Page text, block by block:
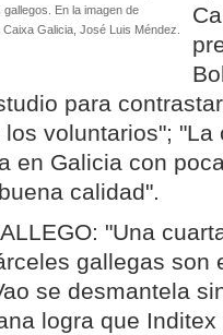
En la imagen de
Galicia, José Luis Méndez.
para
voluntarios"; "La
en Galicia con
calidad".
"Una
gallegas son
se desmantela
logra que